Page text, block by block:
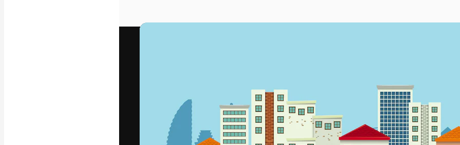
Video
Platform kreatif untuk mengarahkan karya
terbaik Anda. Lebih dari 1 juta pelanggan
dari kalangan kreatif, perusahaan, agensi,
dan studio.
Bahasa Indonesia
Generator gambar
AI
Generator video AI
Academy
Dokumentasi
Dukungan
Ketentuan
Penggunaan